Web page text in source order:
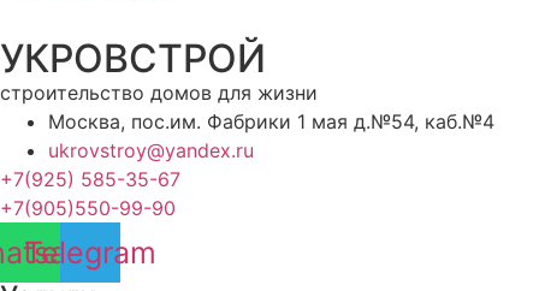
УКРОВСТРОЙ
строительство домов для жизни
Москва, пос.им. Фабрики 1 мая д.№54, каб.№4
ukrovstroy@yandex.ru
+7(925) 585-35-67
+7(905)550-99-90
Telegram